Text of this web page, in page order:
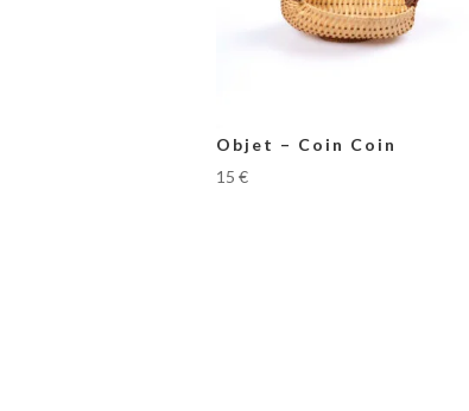
Objet – Coin Coin
15€